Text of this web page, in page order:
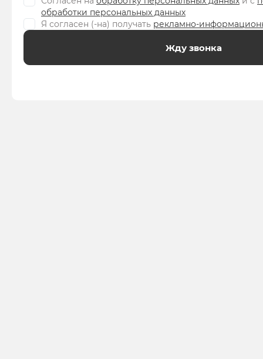
обработки персональных данных
Я согласен (-на) получать рекламно-
Жду звонка